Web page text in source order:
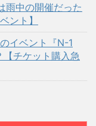
雨中の開催だった
ント】
イベント『N-1
チケット購入急